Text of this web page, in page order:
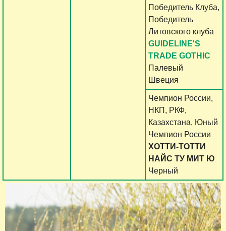
Победитель Клуба,
Победитель
Литовского клуба
GUIDELINE'S
TRADE GOTHIC
Палевый
Швеция
Чемпион России,
НКП, РКФ,
Казахстана, Юный
Чемпион России
ХОТТИ-ТОТТИ
НАЙС ТУ МИТ Ю
Черный